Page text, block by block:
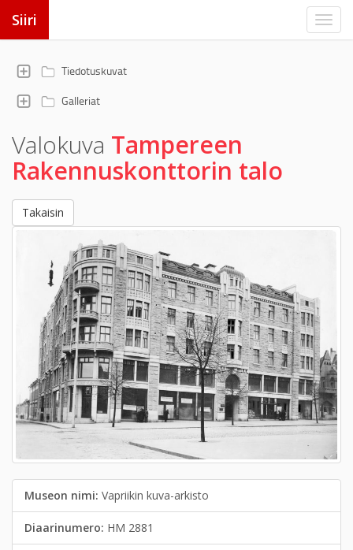
Siiri
Tiedotuskuvat
Galleriat
Valokuva Tampereen
Rakennuskonttorin talo
Takaisin
Museon nimi: Vapriikin kuva-arkisto
Diaarinumero: HM 2881